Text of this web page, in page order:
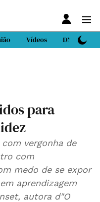
Vídeos DN Sport
para
vergonha de
com
medo de se expor
aprendizagem
autora d"O